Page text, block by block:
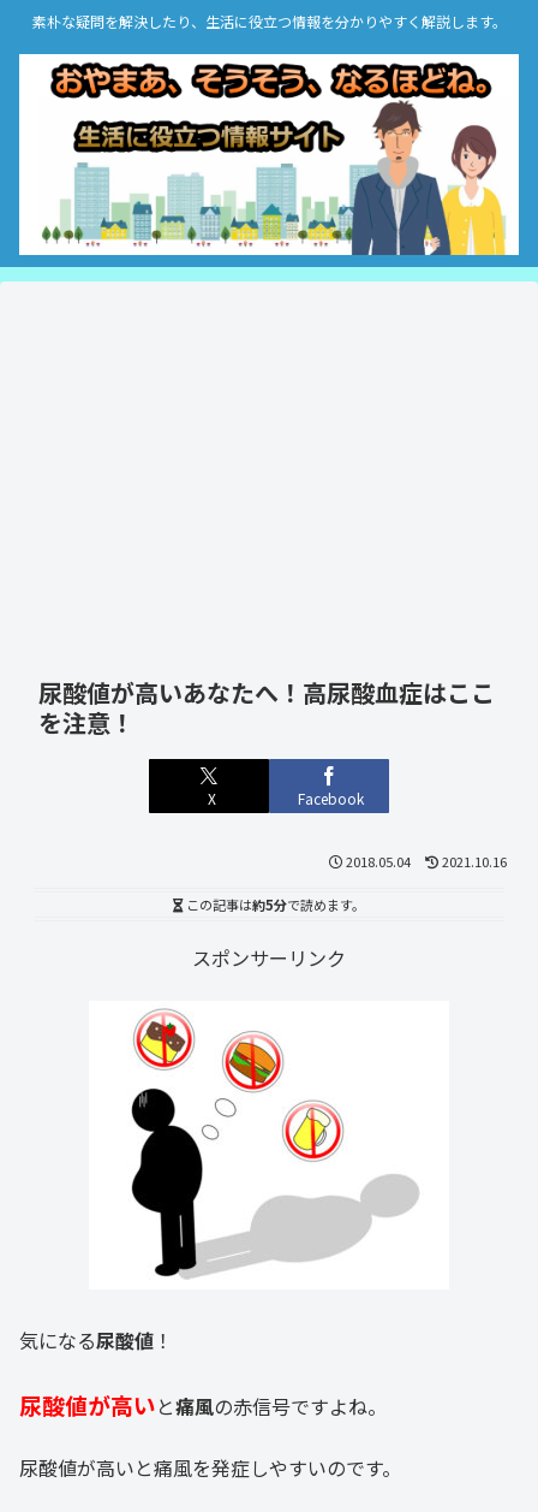
素朴な疑問を解決したり、生活に役立つ情報を分かりやすく解説します。
尿酸値が高いあなたへ！高尿酸血症はここ
を注意！
X Facebook
2018.05.04 2021.10.16
この記事は約5分で読めます。
スポンサーリンク
気になる尿酸値 ！
尿酸値が高いと痛風の赤信号ですよね。
尿酸値が高いと痛風を発症しやすいのです。